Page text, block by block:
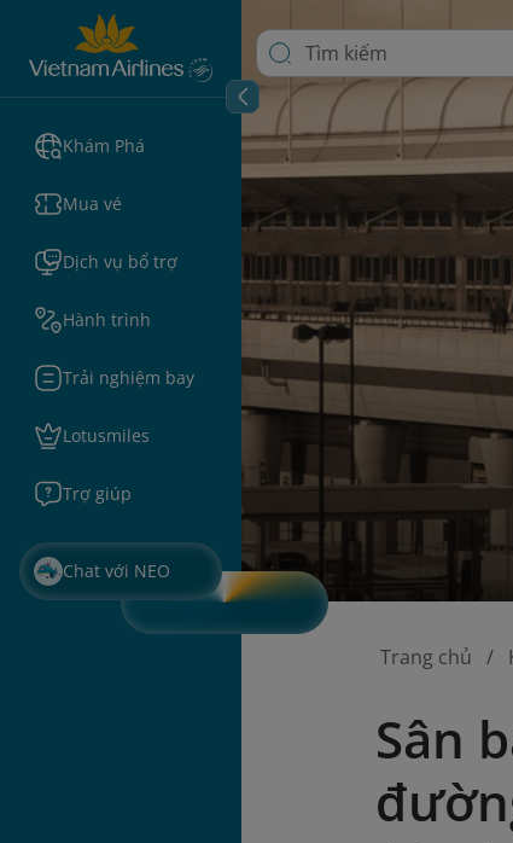
Khám Phá
Mua vé
Dịch vụ bổ trợ
Hành trình
Trải nghiệm bay
Lotusmiles
Trợ giúp
Chat với NEO
Trang chủ
Sân